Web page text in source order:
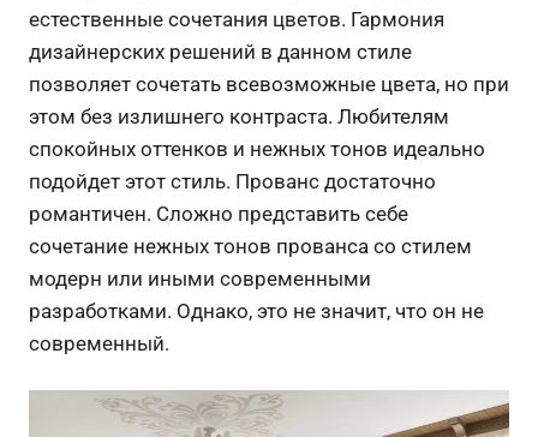
естественные сочетания цветов. Гармония
дизайнерских решений в данном стиле
позволяет сочетать всевозможные цвета, но при
этом без излишнего контраста. Любителям
спокойных оттенков и нежных тонов идеально
подойдет этот стиль. Прованс достаточно
романтичен. Сложно представить себе
сочетание нежных тонов прованса со стилем
модерн или иными современными
разработками. Однако, это не значит, что он не
современный.